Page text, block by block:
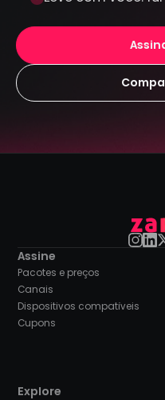
Assine
Pacotes e preços
Canais
Dispositivos compatíveis
Cupons
Explore